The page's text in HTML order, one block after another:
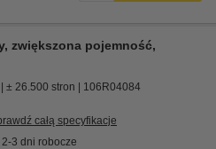
zwiększona pojemność,
± 26.500 stron 106R04084
całą specyfikacje
2-3 dni robocze